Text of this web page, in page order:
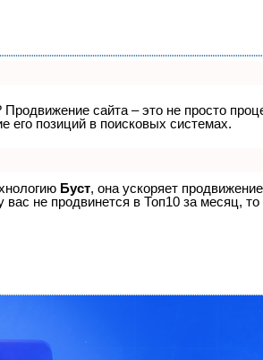
Продвижение сайта – это не просто
его позиций в поисковых системах.
Буст, она ускоряет
не продвинется в Топ10 за месяц, то